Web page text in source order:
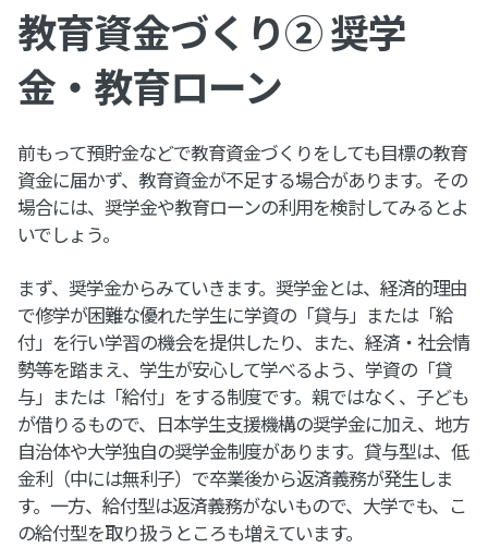
教育資金づくり② 奨学
金・教育ローン
前もって預貯金などで教育資金づくりをしても目標の教育
資金に届かず、教育資金が不足する場合があります。その
場合には、奨学金や教育ローンの利用を検討してみるとよ
いでしょう。
まず、奨学金からみていきます。奨学金とは、経済的理由
で修学が困難な優れた学生に学資の「貸与」または「給
付」を行い学習の機会を提供したり、また、経済・社会情
勢等を踏まえ、学生が安心して学べるよう、学資の「貸
与」または「給付」をする制度です。親ではなく、子ども
が借りるもので、日本学生支援機構の奨学金に加え、地方
自治体や大学独自の奨学金制度があります。貸与型は、低
金利（中には無利子）で卒業後から返済義務が発生しま
す。一方、給付型は返済義務がないもので、大学でも、こ
の給付型を取り扱うところも増えています。